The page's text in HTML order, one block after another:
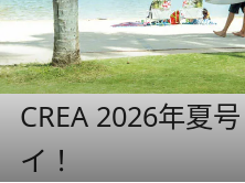
CREA 2026年夏
イ！